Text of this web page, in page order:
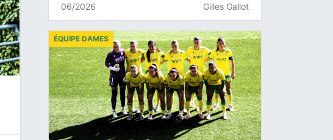
06/2026 Gilles Gallot
ÉQUIPE DAMES